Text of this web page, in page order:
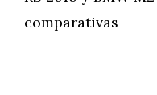
comparativas